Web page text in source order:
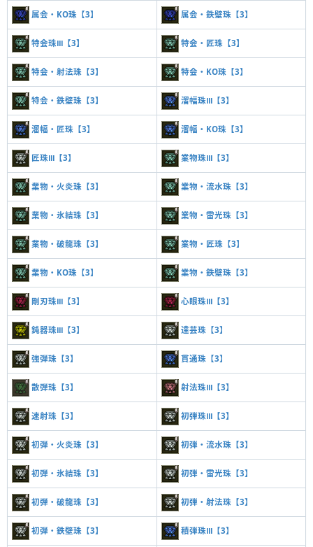
属会・KO珠【3】 属会・鉄壁珠【3】
特会珠Ⅲ【3】 特会・匠珠【3】
特会・射法珠【3】 特会・KO珠【3】
特会・鉄壁珠【3】 溜幅珠Ⅲ【3】
溜幅・匠珠【3】 溜幅・KO珠【3】
匠珠Ⅲ【3】 業物珠Ⅲ【3】
業物・火炎珠【3】 業物・流水珠【3】
業物・氷結珠【3】 業物・雷光珠【3】
業物・破龍珠【3】 業物・匠珠【3】
業物・KO珠【3】 業物・鉄壁珠【3】
剛刃珠Ⅲ【3】 心眼珠Ⅲ【3】
鈍器珠Ⅲ【3】 達芸珠【3】
強弾珠【3】 貫通珠【3】
散弾珠【3】 射法珠Ⅲ【3】
速射珠【3】 初弾珠Ⅲ【3】
初弾・火炎珠【3】 初弾・流水珠【3】
初弾・氷結珠【3】 初弾・雷光珠【3】
初弾・破龍珠【3】 初弾・射法珠【3】
初弾・鉄壁珠【3】 積弾珠Ⅲ【3】